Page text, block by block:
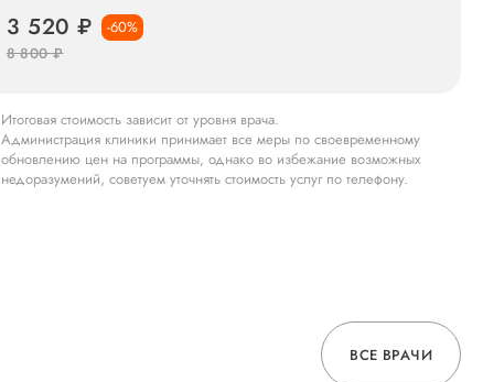
3 520 ₽
-60%
8 800 ₽
Итоговая стоимость зависит от уровня врача.
Администрация клиники принимает все меры по своевременному
обновлению цен на программы, однако во избежание возможных
недоразумений, советуем уточнять стоимость услуг по телефону.
ВСЕ ВРАЧИ